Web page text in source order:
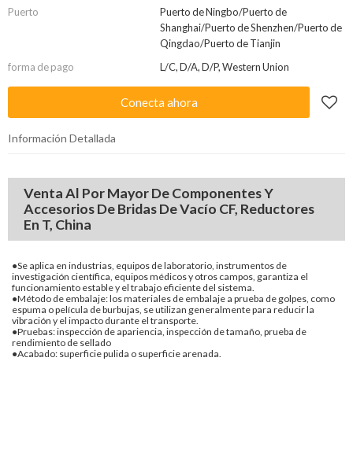
Puerto
Puerto de Ningbo/Puerto de
Shanghai/Puerto de Shenzhen/Puerto de
Qingdao/Puerto de Tianjin
forma de pago
L/C, D/A, D/P, Western Union
Conecta ahora
Información Detallada
Venta Al Por Mayor De Componentes Y
Accesorios De Bridas De Vacío CF, Reductores
En T, China
●Se aplica en industrias, equipos de laboratorio, instrumentos de
investigación científica, equipos médicos y otros campos, garantiza el
funcionamiento estable y el trabajo eficiente del sistema.
●Método de embalaje: los materiales de embalaje a prueba de golpes, como
espuma o película de burbujas, se utilizan generalmente para reducir la
vibración y el impacto durante el transporte.
●Pruebas: inspección de apariencia, inspección de tamaño, prueba de
rendimiento de sellado
●Acabado: superficie pulida o superficie arenada.